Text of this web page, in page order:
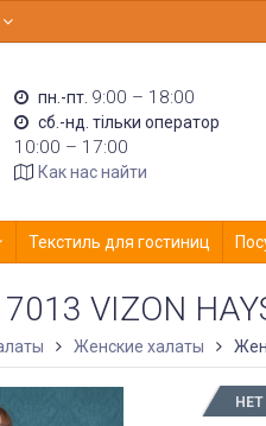
пн.-пт. 9:00 – 18:00
сб.-нд. тільки оператор
10:00 – 17:00
Как нас найти
Текстиль для гостиниц
VIZON
Женские халаты